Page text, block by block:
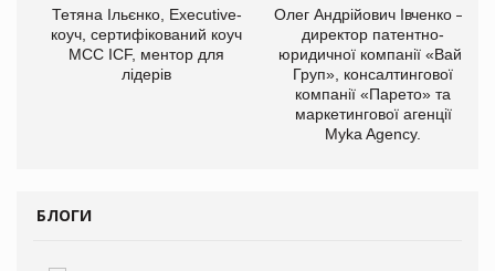
Тетяна Ільєнко, Executive-
коуч, сертифікований коуч
МСС ICF, ментор для
лідерів
Олег Андрійович Івченко —
директор патентно-
юридичної компанії «Вайз
Груп», консалтингової
компанії «Парето» та
маркетингової агенції
Myka Agency.
БЛОГИ